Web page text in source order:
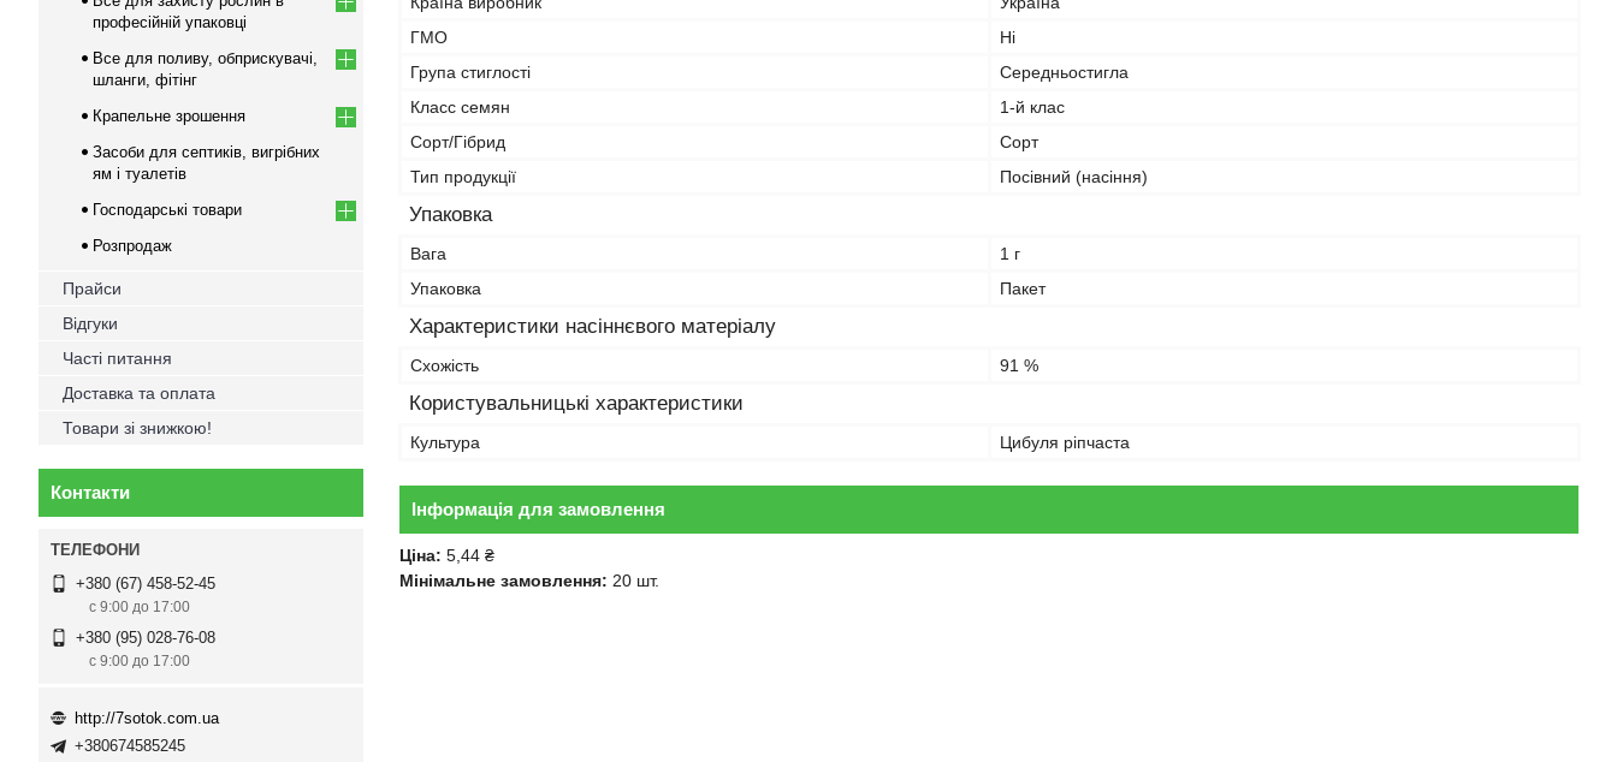
ГМО
Ні
Група стиглості
Середньостигла
Класс семян
1-й клас
Сорт/Гібрид
Сорт
Тип продукції
Посівний (насіння)
Упаковка
Вага
1 г
Упаковка
Пакет
Характеристики насіннєвого матеріалу
Схожість 91 %
Користувальницькі характеристики
Культура Цибуля ріпчаста
Інформація для замовлення
Ціна: 5,44 ₴
Мінімальне замовлення: 20 шт.
професійній упаковці
Все для поливу, обприскувачі,
шланги, фітінг
Крапельне зрошення
Засоби для септиків, вигрібних
ям і туалетів
Господарські товари
Розпродаж
Прайси
Відгуки
Часті питання
Доставка та оплата
Товари зі знижкою!
Контакти
+380 (67) 458-52-45
с 9:00 до 17:00
+380 (95) 028-76-08
с 9:00 до 17:00
http://7sotok.com.ua
+380674585245